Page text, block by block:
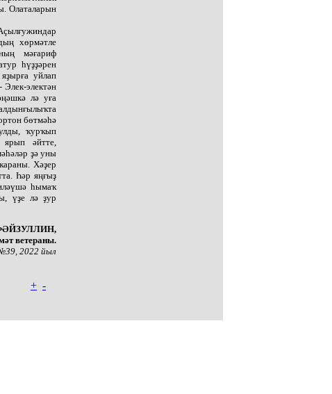
Олаталарын
хөрмәтле
мәғариф
һүҙҙәрен
уйлап
электән
лә уға
бөтмәһә
ҡурҡып
ярып әйтте,
ҙә уны
Хәҙер
Һәр яңғыҙ
һымаҡ
үҙе лә ҙур
ветераны.
2022 йыл
+ -